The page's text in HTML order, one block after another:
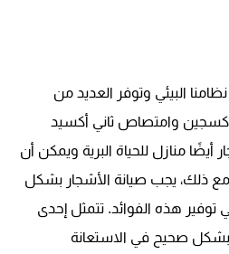
البيئي وتوفر العديد من
وامتصاص ثاني أكسيد
أيضًا منازل للحياة البرية ويمكن أن
ذلك، يجب صيانة الأشجار بشكل
هذه الفوائد. تتمثل إحدى
صحيح في الاستعانة